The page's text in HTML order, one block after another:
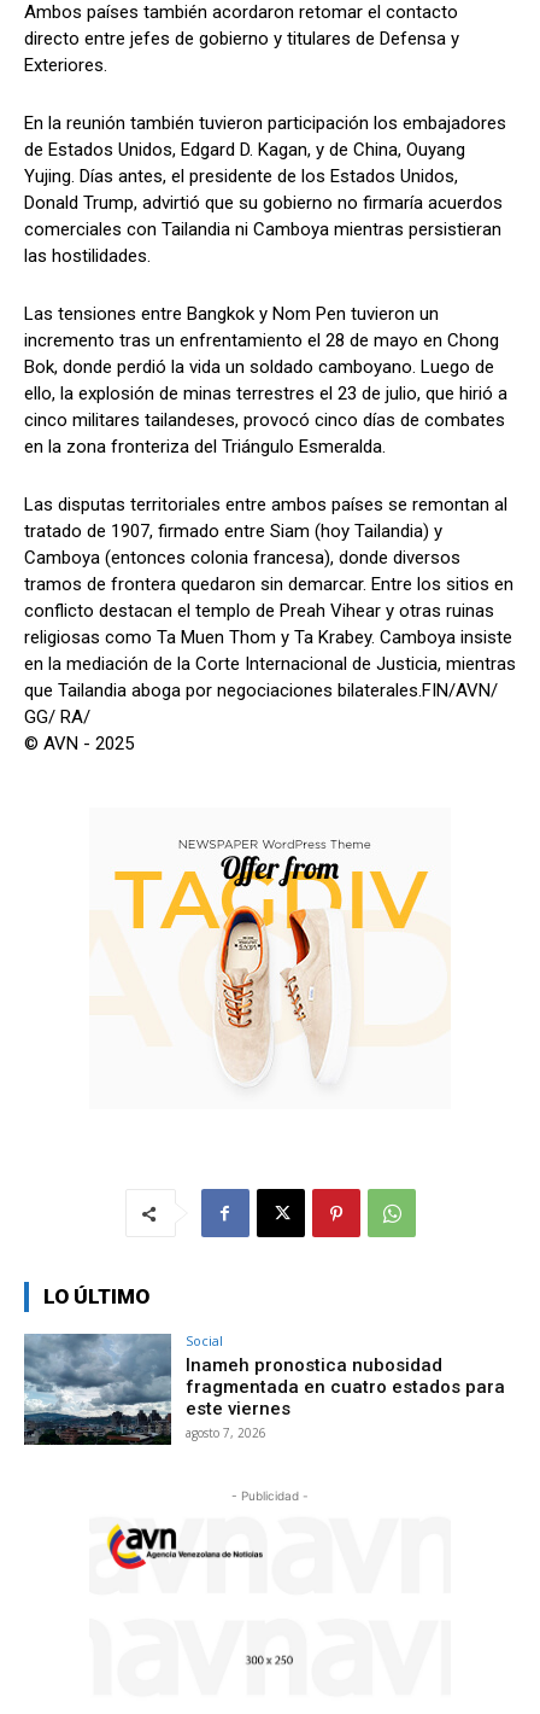
Ambos países también acordaron retomar el contacto
directo entre jefes de gobierno y titulares de Defensa y
Exteriores.
En la reunión también tuvieron participación los embajadores
de Estados Unidos, Edgard D. Kagan, y de China, Ouyang
Yujing. Días antes, el presidente de los Estados Unidos,
Donald Trump, advirtió que su gobierno no firmaría acuerdos
comerciales con Tailandia ni Camboya mientras persistieran
las hostilidades.
Las tensiones entre Bangkok y Nom Pen tuvieron un
incremento tras un enfrentamiento el 28 de mayo en Chong
Bok, donde perdió la vida un soldado camboyano. Luego de
ello, la explosión de minas terrestres el 23 de julio, que hirió a
cinco militares tailandeses, provocó cinco días de combates
en la zona fronteriza del Triángulo Esmeralda.
Las disputas territoriales entre ambos países se remontan al
tratado de 1907, firmado entre Siam (hoy Tailandia) y
Camboya (entonces colonia francesa), donde diversos
tramos de frontera quedaron sin demarcar. Entre los sitios en
conflicto destacan el templo de Preah Vihear y otras ruinas
religiosas como Ta Muen Thom y Ta Krabey. Camboya insiste
en la mediación de la Corte Internacional de Justicia, mientras
que Tailandia aboga por negociaciones bilaterales.FIN/AVN/
GG/ RA/
© AVN - 2025
LO ÚLTIMO
Social
Inameh pronostica nubosidad
fragmentada en cuatro estados para
este viernes
agosto 7, 2026
- Publicidad -